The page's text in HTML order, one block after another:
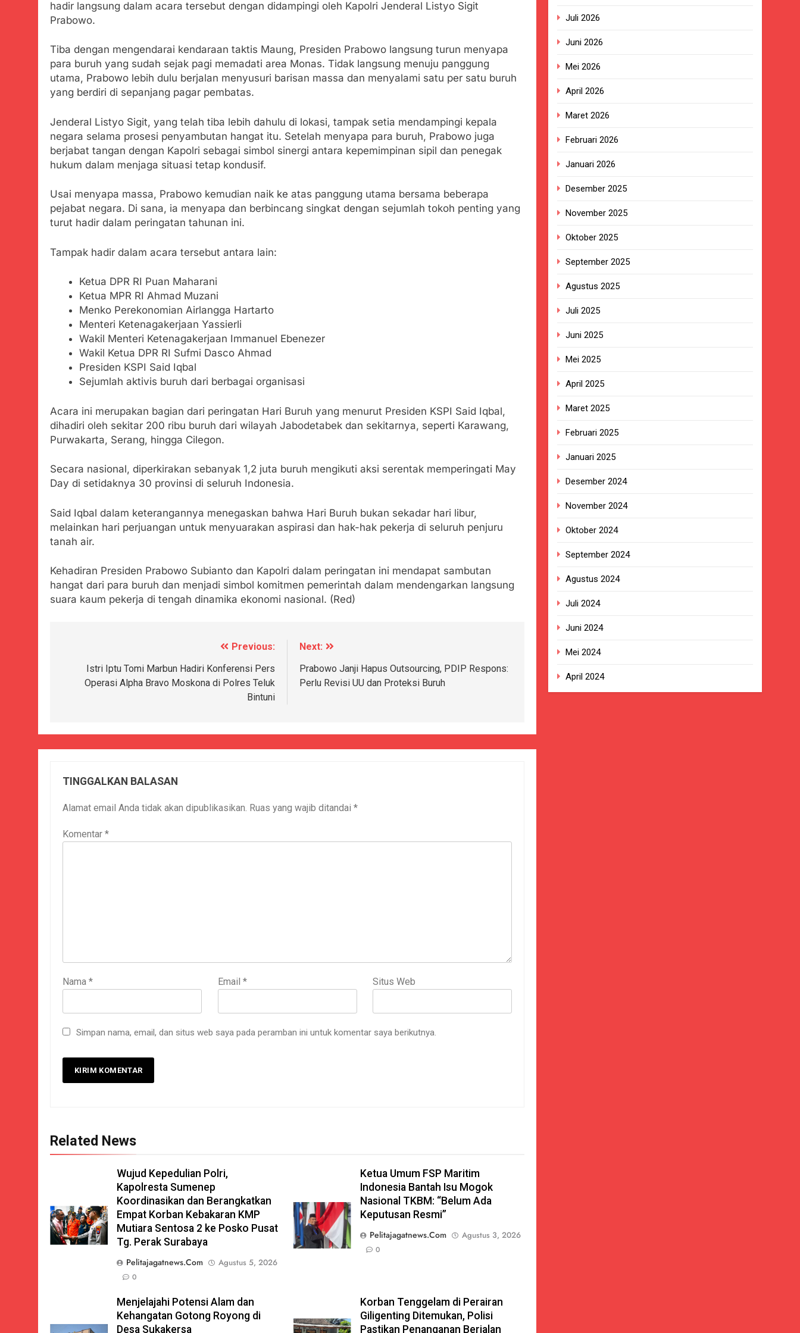
Tunjukan Perhatiannya, Satgas Yonif 310/KK Berikan Bantuan Duka Cita
Juli 20, 2024
Kejaksaan Negeri Kab Sukabumi didesak usut Tuntas Dugaan penyelewengan Pengadaan Buku Simi
Juli 19, 2024
Diduga Kuat Inspektorat Kab, Sukabumi menyalahgunakan Anggaran Thn 2023.
Sambut Tahun Ajaran Baru, Satgas Yonif 310/KK Ajak Pelajar Bersihkan Lingkungan Sekolah
Juli 19, 2024
Selisih APBD Tahun 2023 Kab.Sukabumi Sebesar Rp 31 Miliar
Juli 16, 2024
Wujud Kepedulian Polri, Kapolresta Sumenep Koordinasikan dan Berangkatkan Empat Korban Kebakaran KMP Mutiara
Sentosa 2 ke Posko Pusat Tg. Perak Surabaya
Agustus 5, 2026
SMA Negeri Nyalindung Sukabumi Diduga Lakukan Pungutan melalui Komite Sekolah, Disorot karena Dinilai
Agustus 4, 2026
Ketua Umum FSP Maritim Indonesia Bantah Isu Mogok Nasional TKBM: “Belum Ada Keputusan Resmi”
Agustus 3, 2026
Menjelajahi Potensi Alam dan Kehangatan Gotong Royong di Desa Sukakersa
Agustus 3, 2026
Korban Tenggelam di Perairan Giligenting Ditemukan, Polisi Pastikan Penanganan Berjalan Sesuai Prosedur
Agustus 3, 2026
Kapolresta Sumenep Sambut Kedatangan Korban Evakuasi KM Mutiara Sentosa 2 di Pelabuhan Kalianget
Bukti Transfer dan Janji Bertemu di Jalan Disorot, Dugaan Kedekatan Kepala KUA Pabuaran dengan Istri Warga
Agustus 3, 2026
Sekdis Pendidikan Buka Rakor Dewan Pendidikan Bersama Mitra Pendidikan di Kabupaten Sukabumi
Agustus 3, 2026
Agustus 3, 2026
Poktan Kadupugur Laksanakan Program Oplah Non Rawa dan PJIT 2026, Dukung Ketersediaan Air Irigasi bagi
Agustus 2, 2026
hadir langsung dalam acara tersebut dengan didampingi oleh Kapolri Jenderal Listyo Sigit
Prabowo.
Tiba dengan mengendarai kendaraan taktis Maung, Presiden Prabowo langsung turun menyapa
para buruh yang sudah sejak pagi memadati area Monas. Tidak langsung menuju panggung
utama, Prabowo lebih dulu berjalan menyusuri barisan massa dan menyalami satu per satu buruh
yang berdiri di sepanjang pagar pembatas.
Jenderal Listyo Sigit, yang telah tiba lebih dahulu di lokasi, tampak setia mendampingi kepala
negara selama prosesi penyambutan hangat itu. Setelah menyapa para buruh, Prabowo juga
berjabat tangan dengan Kapolri sebagai simbol sinergi antara kepemimpinan sipil dan penegak
hukum dalam menjaga situasi tetap kondusif.
Usai menyapa massa, Prabowo kemudian naik ke atas panggung utama bersama beberapa
pejabat negara. Di sana, ia menyapa dan berbincang singkat dengan sejumlah tokoh penting yang
turut hadir dalam peringatan tahunan ini.
Tampak hadir dalam acara tersebut antara lain:
Ketua DPR RI Puan Maharani
Ketua MPR RI Ahmad Muzani
Menko Perekonomian Airlangga Hartarto
Menteri Ketenagakerjaan Yassierli
Wakil Menteri Ketenagakerjaan Immanuel Ebenezer
Wakil Ketua DPR RI Sufmi Dasco Ahmad
Presiden KSPI Said Iqbal
Sejumlah aktivis buruh dari berbagai organisasi
Acara ini merupakan bagian dari peringatan Hari Buruh yang menurut Presiden KSPI Said Iqbal,
dihadiri oleh sekitar 200 ribu buruh dari wilayah Jabodetabek dan sekitarnya, seperti Karawang,
Purwakarta, Serang, hingga Cilegon.
Secara nasional, diperkirakan sebanyak 1,2 juta buruh mengikuti aksi serentak memperingati May
Day di setidaknya 30 provinsi di seluruh Indonesia.
Said Iqbal dalam keterangannya menegaskan bahwa Hari Buruh bukan sekadar hari libur,
melainkan hari perjuangan untuk menyuarakan aspirasi dan hak-hak pekerja di seluruh penjuru
tanah air.
Kehadiran Presiden Prabowo Subianto dan Kapolri dalam peringatan ini mendapat sambutan
hangat dari para buruh dan menjadi simbol komitmen pemerintah dalam mendengarkan langsung
suara kaum pekerja di tengah dinamika ekonomi nasional. (Red)
Previous:
Istri Iptu Tomi Marbun Hadiri Konferensi Pers
Operasi Alpha Bravo Moskona di Polres Teluk
Bintuni
Next:
Prabowo Janji Hapus Outsourcing, PDIP Respons:
Perlu Revisi UU dan Proteksi Buruh
TINGGALKAN BALASAN
Alamat email Anda tidak akan dipublikasikan. Ruas yang wajib ditandai *
Komentar *
Nama * Email * Situs Web
Simpan nama, email, dan situs web saya pada peramban ini untuk komentar saya berikutnya.
Related News
Wujud Kepedulian Polri,
Kapolresta Sumenep
Koordinasikan dan Berangkatkan
Empat Korban Kebakaran KMP
Mutiara Sentosa 2 ke Posko Pusat
Tg. Perak Surabaya
Pelitajagatnews.com
Agustus 5, 2026
0
Ketua Umum FSP Maritim
Indonesia Bantah Isu Mogok
Nasional TKBM: “Belum Ada
Keputusan Resmi”
Pelitajagatnews.com
Agustus 3, 2026
0
Menjelajahi Potensi Alam dan
Kehangatan Gotong Royong di
Desa Sukakersa
Korban Tenggelam di Perairan
Giligenting Ditemukan, Polisi
Pastikan Penanganan Berjalan
Juli 2026
Juni 2026
Mei 2026
April 2026
Maret 2026
Februari 2026
Januari 2026
Desember 2025
November 2025
Oktober 2025
September 2025
Agustus 2025
Juli 2025
Juni 2025
Mei 2025
April 2025
Maret 2025
Februari 2025
Januari 2025
Desember 2024
November 2024
Oktober 2024
September 2024
Agustus 2024
Juli 2024
Juni 2024
Mei 2024
April 2024